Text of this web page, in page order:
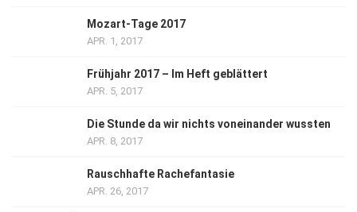
Mozart-Tage 2017
APR. 1, 2017
Frühjahr 2017 – Im Heft geblättert
APR. 5, 2017
Die Stunde da wir nichts voneinander wussten
APR. 8, 2017
Rauschhafte Rachefantasie
APR. 26, 2017